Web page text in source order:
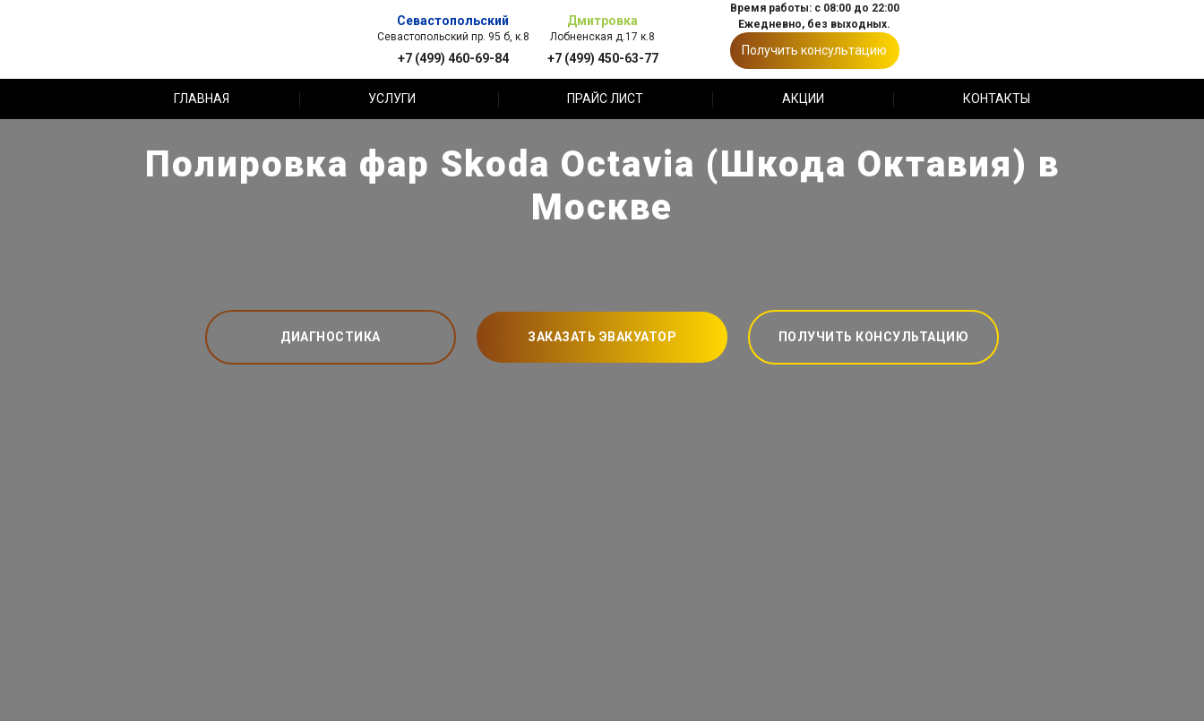
Севастопольский
Севастопольский пр. 95 б, к.8
+7 (499) 460-69-84
Дмитровка
Лобненская д.17 к.8
+7 (499) 450-63-77
Время работы: с 08:00 до 22:00
Ежедневно, без выходных.
Получить консультацию
ГЛАВНАЯ УСЛУГИ ПРАЙС ЛИСТ АКЦИИ КОНТАКТЫ
Полировка фар Skoda Octavia (Шкода Октавия) в
Москве
ДИАГНОСТИКА ЗАКАЗАТЬ ЭВАКУАТОР ПОЛУЧИТЬ КОНСУЛЬТАЦИЮ